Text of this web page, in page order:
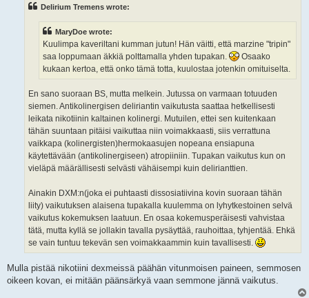
Delirium Tremens wrote:
MaryDoe wrote:
Kuulimpa kaveriltani kumman jutun! Hän väitti, että marzine "tripin"
saa loppumaan äkkiä polttamalla yhden tupakan.
Osaako
kukaan kertoa, että onko tämä totta, kuulostaa jotenkin omituiselta.
En sano suoraan BS, mutta melkein. Jutussa on varmaan totuuden
siemen. Antikolinergisen deliriantin vaikutusta saattaa hetkellisesti
leikata nikotiinin kaltainen kolinergi. Mutuilen, ettei sen kuitenkaan
tähän suuntaan pitäisi vaikuttaa niin voimakkaasti, siis verrattuna
vaikkapa (kolinergisten)hermokaasujen nopeana ensiapuna
käytettävään (antikolinergiseen) atropiiniin. Tupakan vaikutus kun on
vieläpä määrällisesti selvästi vähäisempi kuin delirianttien.
Ainakin DXM:n(joka ei puhtaasti dissosiatiivina kovin suoraan tähän
liity) vaikutuksen alaisena tupakalla kuulemma on lyhytkestoinen selvä
vaikutus kokemuksen laatuun. En osaa kokemusperäisesti vahvistaa
tätä, mutta kyllä se jollakin tavalla pysäyttää, rauhoittaa, tyhjentää. Ehkä
se vain tuntuu tekevän sen voimakkaammin kuin tavallisesti.
Mulla pistää nikotiini dexmeissä päähän vitunmoisen paineen, semmosen
oikeen kovan, ei mitään päänsärkyä vaan semmone jännä vaikutus.